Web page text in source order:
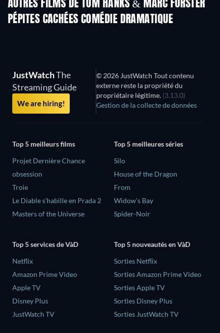
AUTRES FILMS DE TOM HANKS & MARC FORSTER
PÉPITES CACHÉES COMÉDIE DRAMATIQUE
JustWatchThe
Streaming Guide
We are hiring!
© 2026 JustWatch Tout contenu
externe reste la propriété du
propriétaire légitime. (3.13.0)
Gestion de la collecte de données
Top 5 meilleurs films
Projet Dernière Chance
obsession
Troie
Le Diable s'habille en Prada 2
Masters of the Universe
Top 5 meilleures séries
Silo
House of the Dragon
From
Widow’s Bay
Spider-Noir
Top 5 services de VàD
Netflix
Amazon Prime Video
Apple TV
Disney Plus
JustWatch TV
Top 5 nouveautés en VàD
Sorties Netflix
Sorties Amazon Prime Video
Sorties Apple TV
Sorties Disney Plus
Sorties JustWatch TV